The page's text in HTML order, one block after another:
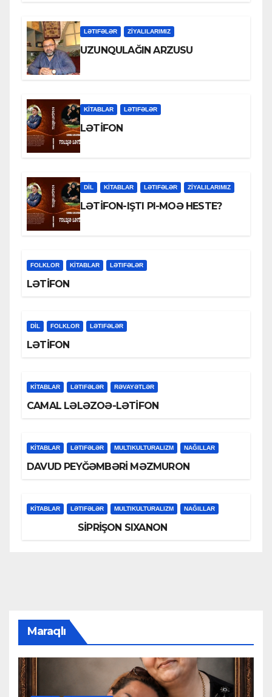
LƏTIFƏLƏR ZİYALILARIMIZ
UZUNQULAĞIN ARZUSU
KİTABLAR LƏTIFƏLƏR
LƏTİFON
DİL KİTABLAR LƏTIFƏLƏR ZİYALILARIMIZ
LƏTİFON-IŞTI PI-MOƏ HESTE?
FOLKLOR KİTABLAR LƏTIFƏLƏR
LƏTİFON
DİL FOLKLOR LƏTIFƏLƏR
LƏTİFON
KİTABLAR LƏTIFƏLƏR RƏVAYƏTLƏR
CAMAL LƏLƏZOƏ-LƏTİFON
KİTABLAR LƏTIFƏLƏR MULTIKULTURALIZM NAĞILLAR
DAVUD PEYĞƏMBƏRİ MƏZMURON
KİTABLAR LƏTIFƏLƏR MULTIKULTURALIZM NAĞILLAR
SİPRİŞON SIXANON
Maraqlı